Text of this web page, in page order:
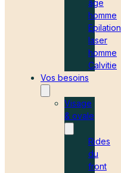
âge
homme
Epilation
laser
homme
Calvitie
Vos besoins
Visage
& ovale
Rides
du
front